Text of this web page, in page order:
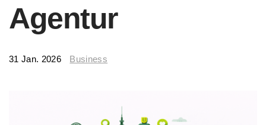
Agentur
31 Jan. 2026 Business